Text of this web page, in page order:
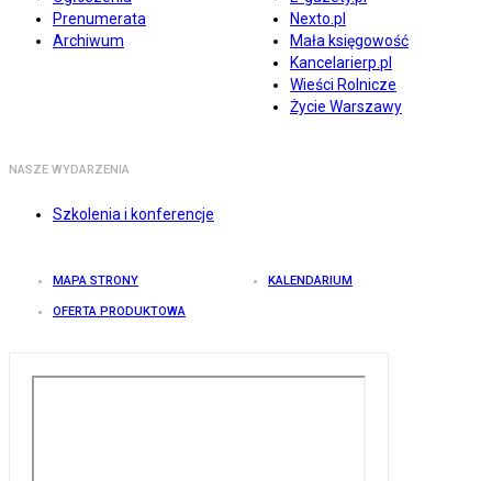
Prenumerata
Archiwum
Nexto.pl
Mała księgowość
Kancelarierp.pl
Wieści Rolnicze
Życie Warszawy
NASZE WYDARZENIA
Szkolenia i konferencje
MAPA STRONY KALENDARIUM
OFERTA PRODUKTOWA